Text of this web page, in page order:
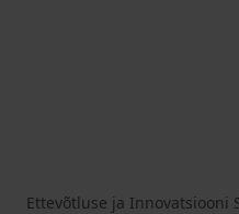
Ettevõtluse ja Innovatsiooni